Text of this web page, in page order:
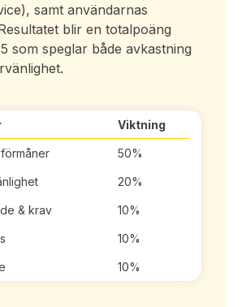
samt användarnas
blir en totalpoäng
som speglar både avkastning
Viktning
50%
20%
& krav 10%
10%
10%